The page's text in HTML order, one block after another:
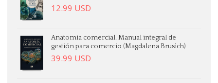
12.99 USD
Anatomía comercial. Manual integral de
gestión para comercio (Magdalena Brusich)
39.99 USD